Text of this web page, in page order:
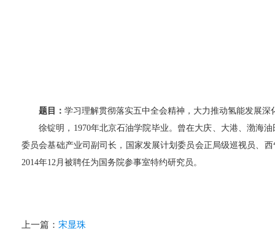
题目： 学习理解贯彻落实五中全会精神，大力推动氢能发展深
徐锭明，1970年北京石油学院毕业。曾在大庆、大港、渤海
委员会基础产业司副司长，国家发展计划委员会正局级巡视员、
2014年12月被聘任为国务院参事室特约研究员。
上一篇： 宋显珠